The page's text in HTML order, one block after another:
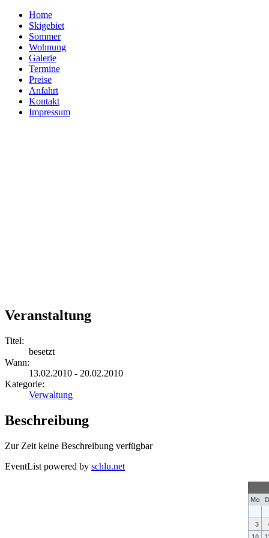
Home
Skigebiet
Sommer
Wohnung
Galerie
Termine
Preise
Anfahrt
Kontakt
Impressum
Veranstaltung
Titel:
besetzt
Wann:
13.02.2010 - 20.02.2010
Kategorie:
Verwaltung
Beschreibung
Zur Zeit keine Beschreibung verfügbar
EventList powered by schlu.net
Mo
3